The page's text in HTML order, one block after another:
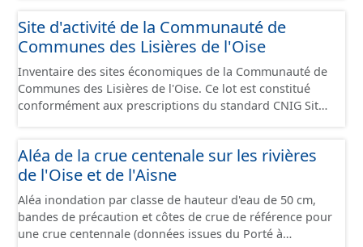
conformément aux prescriptions du standard CNIG Sites
Économiques. Ce lot ne contient pas la référence aux
delà des prescriptions du CNIG se limitant aux SCI.
Site d'activité de la Communauté de
Communes des Lisières de l'Oise
Inventaire des sites économiques de la Communauté de
Communes des Lisières de l'Oise. Ce lot est constitué
conformément aux prescriptions du standard CNIG Sites
Aléa de la crue centenale sur les rivières
de l'Oise et de l'Aisne
Aléa inondation par classe de hauteur d'eau de 50 cm,
bandes de précaution et côtes de crue de référence pour
une crue centennale (données issues du Porté à